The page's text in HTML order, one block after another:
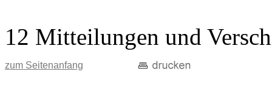
12 Mitteilungen und
zum Seitenanfang